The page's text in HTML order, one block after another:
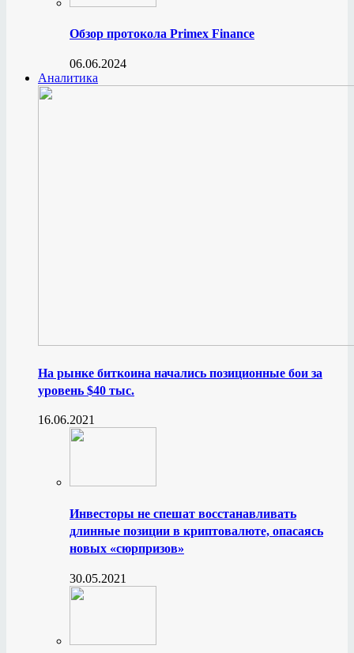
Обзор протокола Primex Finance
06.06.2024
Аналитика
На рынке биткоина начались позиционные бои за
уровень $40 тыс.
16.06.2021
Инвесторы не спешат восстанавливать
длинные позиции в криптовалюте, опасаясь
новых «сюрпризов»
30.05.2021